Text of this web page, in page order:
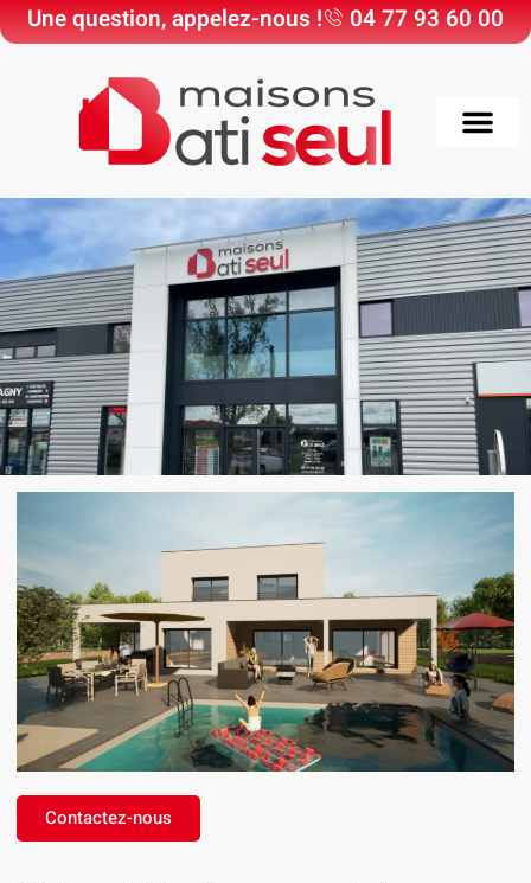
Une question, appelez-nous ! 04 77 93 60 00
Contactez-nous